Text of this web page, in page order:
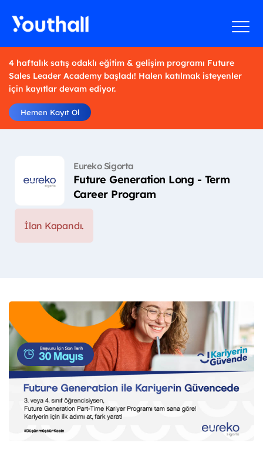
4 haftalık satış odaklı eğitim & gelişim programı Future
Sales Leader Academy başladı! Halen katılmak isteyenler
için kayıtlar devam ediyor.
Hemen Kayıt Ol
Eureko Sigorta
Future Generation Long - Term
Career Program
İlan Kapandı.